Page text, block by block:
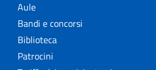
Aule
Bandi e concorsi
Biblioteca
Patrocini